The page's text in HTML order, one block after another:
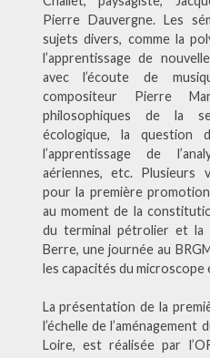
Pierre Dauvergne. Les
sujets divers, comme la
l’apprentissage de
avec l’écoute de
compositeur Pierre
philosophiques de la
écologique, la question
l’apprentissage de
aériennes, etc. Plusieurs
pour la première
au moment de la
du terminal pétrolier et la
Berre, une journée au
les capacités du
La présentation de la
l’échelle de
Loire, est réalisée par